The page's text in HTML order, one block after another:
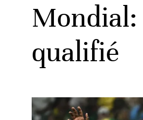
Mondial:
qualifié